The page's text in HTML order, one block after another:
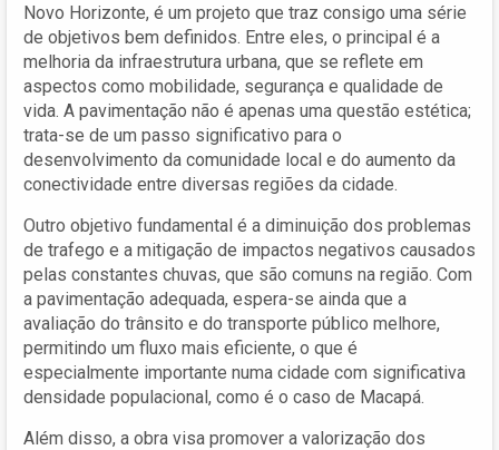
Novo Horizonte, é um projeto que traz consigo uma série
de objetivos bem definidos. Entre eles, o principal é a
melhoria da infraestrutura urbana, que se reflete em
aspectos como mobilidade, segurança e qualidade de
vida. A pavimentação não é apenas uma questão estética;
trata-se de um passo significativo para o
desenvolvimento da comunidade local e do aumento da
conectividade entre diversas regiões da cidade.
Outro objetivo fundamental é a diminuição dos problemas
de trafego e a mitigação de impactos negativos causados
pelas constantes chuvas, que são comuns na região. Com
a pavimentação adequada, espera-se ainda que a
avaliação do trânsito e do transporte público melhore,
permitindo um fluxo mais eficiente, o que é
especialmente importante numa cidade com significativa
densidade populacional, como é o caso de Macapá.
Além disso, a obra visa promover a valorização dos